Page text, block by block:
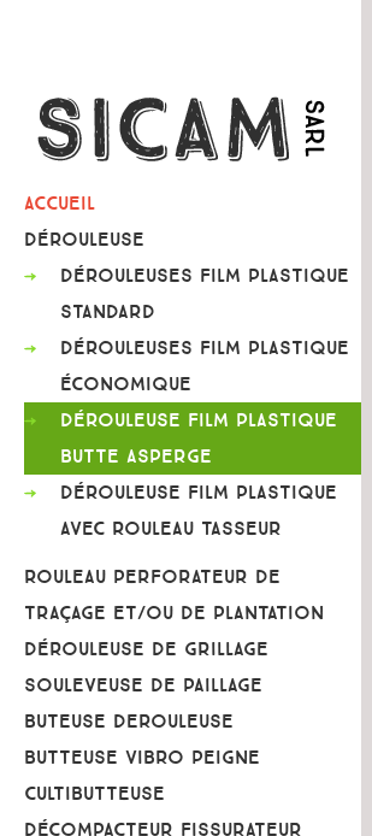
ACCUEIL
DÉROULEUSE
DÉROULEUSES FILM PLASTIQUE
STANDARD
DÉROULEUSES FILM PLASTIQUE
ÉCONOMIQUE
DÉROULEUSE FILM PLASTIQUE
BUTTE ASPERGE
DÉROULEUSE FILM PLASTIQUE
AVEC ROULEAU TASSEUR
ROULEAU PERFORATEUR DE
TRAÇAGE ET/OU DE PLANTATION
DÉROULEUSE DE GRILLAGE
SOULEVEUSE DE PAILLAGE
BUTEUSE DEROULEUSE
BUTTEUSE VIBRO PEIGNE
CULTIBUTTEUSE
DÉCOMPACTEUR FISSURATEUR